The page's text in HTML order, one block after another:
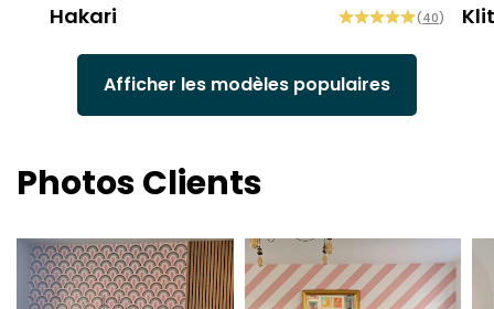
Hakari (40)
Afficher les modèles populaires
Photos Clients